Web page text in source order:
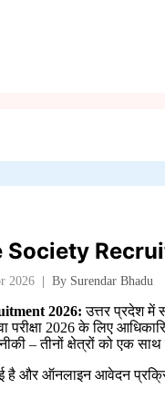
2026 | By Surendar Bhadu
2026:उत्तर प्रदेश में
2026 के लिए
– तीनों क्षेत्रों को एक
है और ऑनलाइन आवेदन